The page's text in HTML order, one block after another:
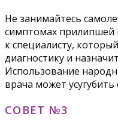
Не занимайтесь
симптомах прилипшей
к специалисту,
диагностику и
Использование
врача может
СОВЕТ №3